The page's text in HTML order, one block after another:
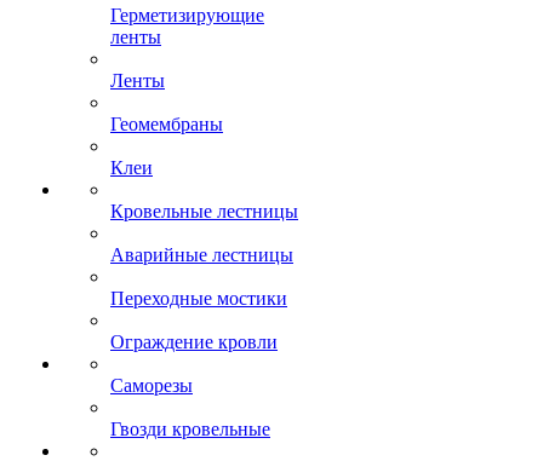
Герметизирующие
ленты
Ленты
Геомембраны
Клеи
Кровельные лестницы
Аварийные лестницы
Переходные мостики
Ограждение кровли
Саморезы
Гвозди кровельные